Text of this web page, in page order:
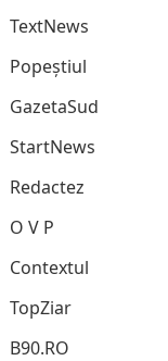
TextNews
Popeștiul
GazetaSud
StartNews
Redactez
O V P
Contextul
TopZiar
B90.RO